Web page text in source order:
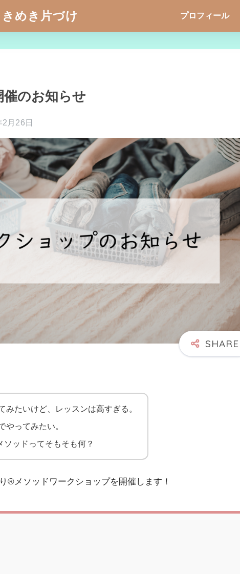
めき片づけ プロフィール
のお知らせ
月26日
みたいけど、レッスンは高すぎる。
やってみたい。
ソッドってそもそも何？
®メソッドワークショップを開催します！